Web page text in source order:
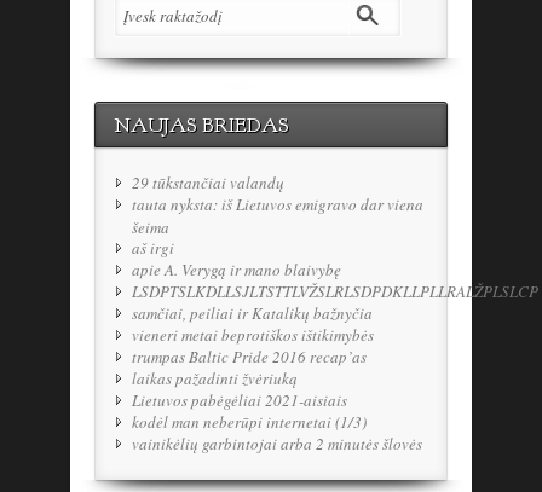
NAUJAS BRIEDAS
29 tūkstančiai valandų
tauta nyksta: iš Lietuvos emigravo dar viena
šeima
aš irgi
apie A. Verygą ir mano blaivybę
LSDPTSLKDLLSJLTSTTLVŽSLRLSDPDKLLPLLRALŽPLSLCP
samčiai, peiliai ir Katalikų bažnyčia
vieneri metai beprotiškos ištikimybės
trumpas Baltic Pride 2016 recap’as
laikas pažadinti žvėriuką
Lietuvos pabėgėliai 2021-aisiais
kodėl man neberūpi internetai (1/3)
vainikėlių garbintojai arba 2 minutės šlovės